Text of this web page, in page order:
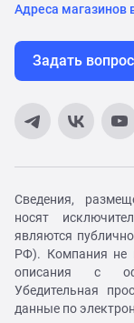
Адреса магазинов
Задать вопрос
Сведения,
носят
являются
РФ). Компания не
описания с
Убедительная
данные по